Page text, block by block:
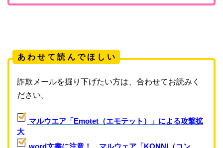
あ わ せ て 読 ん で ほ し い
詐欺メールを掘り下げたい方は、合わせてお読みく
ださい。
マルウエア「Emotet（エモテット）」による攻撃拡
大
word文書に注意！ マルウェア「KONNI（コン